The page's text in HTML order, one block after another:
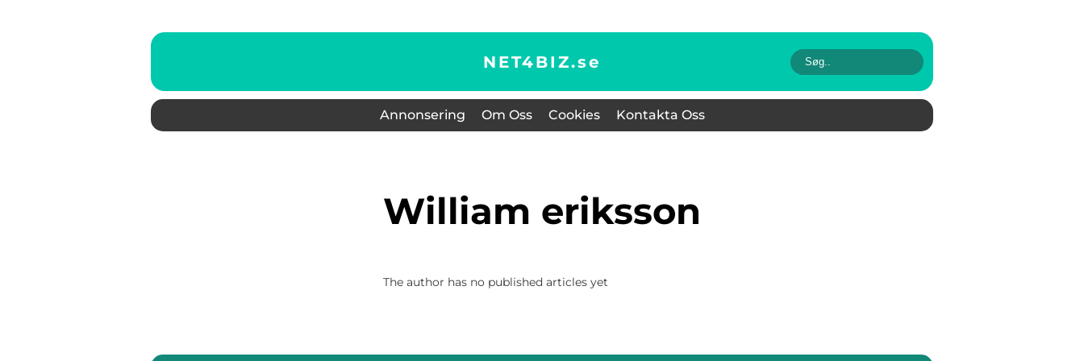
NET4BIZ.se
Annonsering Om Oss Cookies Kontakta Oss
william eriksson
The author has no published articles yet